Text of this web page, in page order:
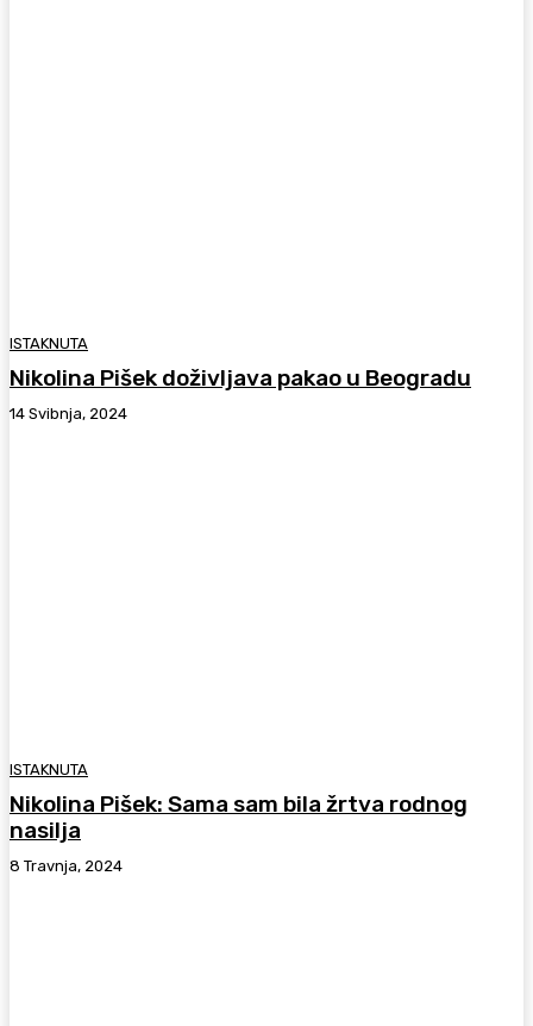
ISTAKNUTA
Nikolina Pišek doživljava pakao u Beogradu
14 Svibnja, 2024
ISTAKNUTA
Nikolina Pišek: Sama sam bila žrtva rodnog
nasilja
8 Travnja, 2024